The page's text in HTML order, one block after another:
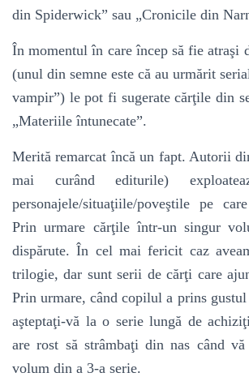
din Spiderwick” sau „Cronicile din
În momentul în care încep să fie atraşi
(unul din semne este că au urmărit
vampir”) le pot fi sugerate cărţile din
„Materiile întunecate”.
Merită remarcat încă un fapt. Autorii
mai curând editurile)
personajele/situaţiile/poveştile pe
Prin urmare cărţile într-un singur
dispărute. În cel mai fericit caz
trilogie, dar sunt serii de cărţi care
Prin urmare, când copilul a prins
aşteptaţi-vă la o serie lungă de
are rost să strâmbaţi din nas când
volum din a 3-a serie.